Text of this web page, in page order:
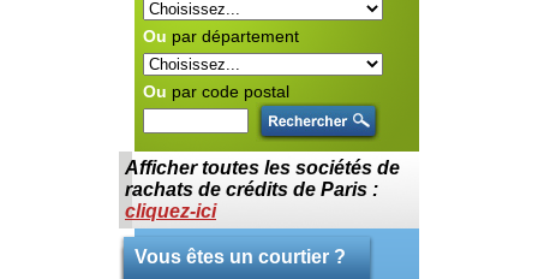
Ou par département
Ou par code postal
Afficher toutes les sociétés de
rachats de crédits de Paris :
cliquez-ici
Vous êtes un courtier ?